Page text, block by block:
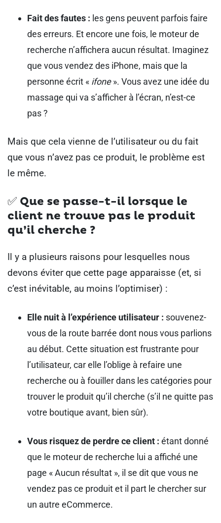
Fait des fautes : les gens peuvent parfois faire
des erreurs. Et encore une fois, le moteur de
recherche n’affichera aucun résultat. Imaginez
que vous vendez des iPhone, mais que la
personne écrit « ifone». Vous avez une idée du
massage qui va s’afficher à l’écran, n’est-ce
pas ?
Mais que cela vienne de l’utilisateur ou du fait
que vous n’avez pas ce produit, le problème est
le même.
✅ Que se passe-t-il lorsque le
client ne trouve pas le produit
qu’il cherche ?
Il y a plusieurs raisons pour lesquelles nous
devons éviter que cette page apparaisse (et, si
c’est inévitable, au moins l’optimiser) :
Elle nuit à l’expérience utilisateur : souvenez-
vous de la route barrée dont nous vous parlions
au début. Cette situation est frustrante pour
l’utilisateur, car elle l’oblige à refaire une
recherche ou à fouiller dans les catégories pour
trouver le produit qu’il cherche (s’il ne quitte pas
votre boutique avant, bien sûr).
Vous risquez de perdre ce client : étant donné
que le moteur de recherche lui a affiché une
page « Aucun résultat », il se dit que vous ne
vendez pas ce produit et il part le chercher sur
un autre eCommerce.